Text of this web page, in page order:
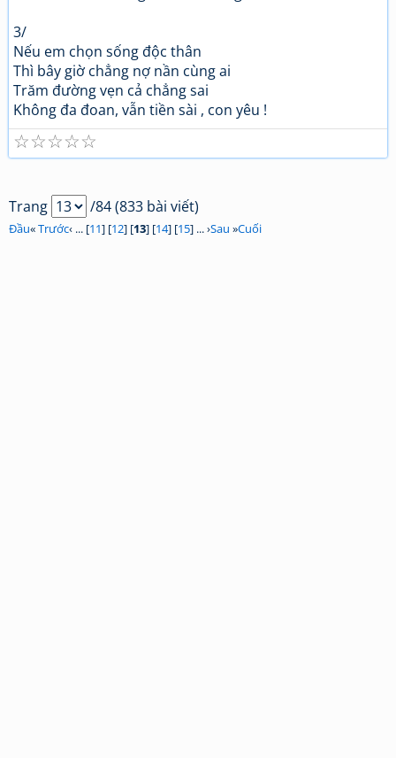
3/
Nếu em chọn sống độc thân
Thì bây giờ chẳng nợ nần cùng ai
Trăm đường vẹn cả chẳng sai
Không đa đoan, vẫn tiền sài , con yêu !
☆
☆
☆
☆
☆
Trang /84 (833 bài viết)
Đầu«Trước‹ ... [11] [12] [13] [14] [15] ... ›Sau »Cuối